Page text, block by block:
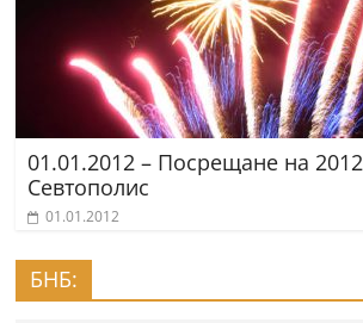
01.01.2012 – Посрещане на
Севтополис
01.01.2012
БНБ: